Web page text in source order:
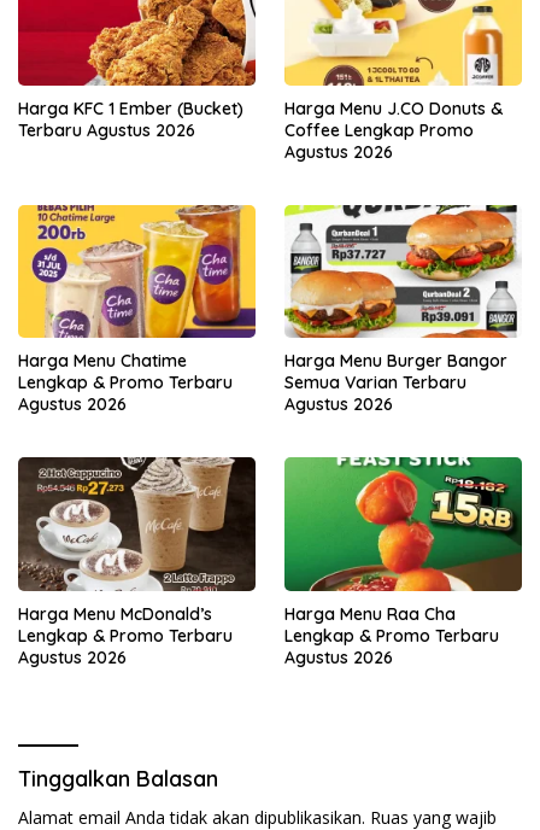
Harga KFC 1 Ember (Bucket)
Terbaru Agustus 2026
Harga Menu J.CO Donuts &
Coffee Lengkap Promo
Agustus 2026
Harga Menu Chatime
Lengkap & Promo Terbaru
Agustus 2026
Harga Menu Burger Bangor
Semua Varian Terbaru
Agustus 2026
Harga Menu McDonald’s
Lengkap & Promo Terbaru
Agustus 2026
Harga Menu Raa Cha
Lengkap & Promo Terbaru
Agustus 2026
Tinggalkan Balasan
Alamat email Anda tidak akan dipublikasikan. Ruas yang wajib